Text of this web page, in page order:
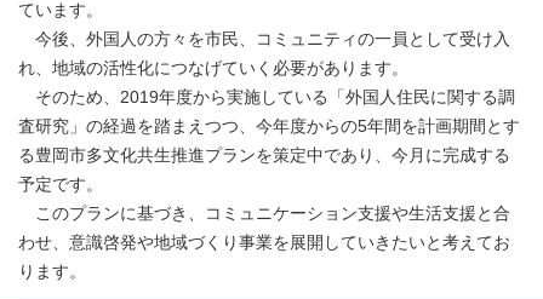
ています。
今後、外国人の方々を市民、コミュニティの一員として受け入
れ、地域の活性化につなげていく必要があります。
そのため、2019年度から実施している「外国人住民に関する調
査研究」の経過を踏まえつつ、今年度からの5年間を計画期間とす
る豊岡市多文化共生推進プランを策定中であり、今月に完成する
予定です。
このプランに基づき、コミュニケーション支援や生活支援と合
わせ、意識啓発や地域づくり事業を展開していきたいと考えてお
ります。